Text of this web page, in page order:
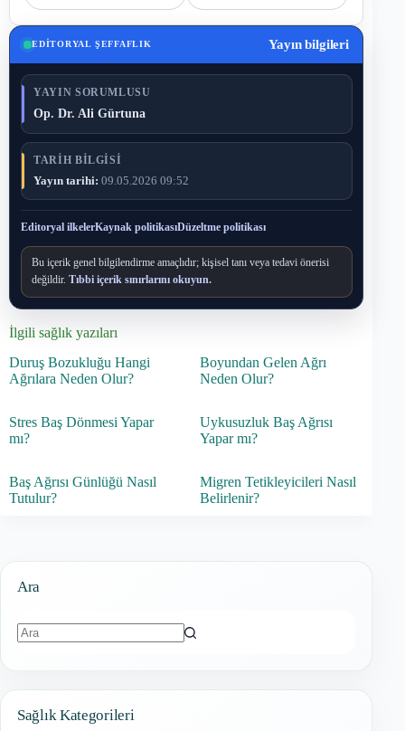
EDITORYAL ŞEFFAFLIK Yayın bilgileri
YAYIN SORUMLUSU
Op. Dr. Ali Gürtuna
TARIH BILGISI
Yayın tarihi: 09.05.2026 09:52
Editoryal ilkelerKaynak politikasıDüzeltme politikası
Bu içerik genel bilgilendirme amaçlıdır; kişisel tanı veya tedavi önerisi
değildir. Tıbbi içerik sınırlarını okuyun.
İlgili sağlık yazıları
Duruş Bozukluğu Hangi
Ağrılara Neden Olur?
Boyundan Gelen Ağrı
Neden Olur?
Stres Baş Dönmesi Yapar
mı?
Uykusuzluk Baş Ağrısı
Yapar mı?
Baş Ağrısı Günlüğü Nasıl
Tutulur?
Migren Tetikleyicileri Nasıl
Belirlenir?
Ara
Sağlık Kategorileri